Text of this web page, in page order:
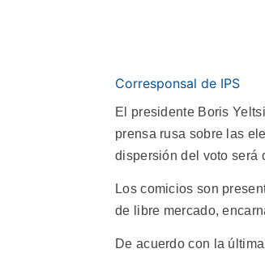
Corresponsal de IPS
El presidente Boris
prensa rusa sobre las
dispersión del voto será
Los comicios son
de libre mercado,
De acuerdo con la